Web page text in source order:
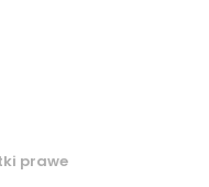
prawe